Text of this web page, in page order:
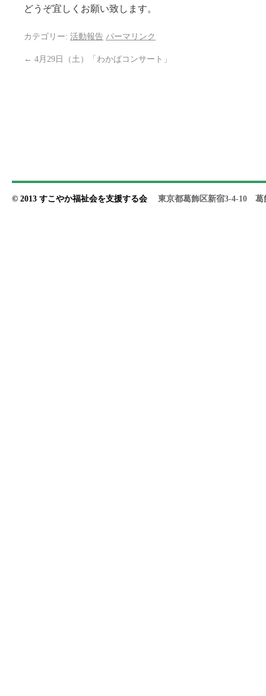
どうぞ宜しくお願い致します。
カテゴリー: 活動報告 パーマリンク
← 4月29日（土）「わかばコンサート」
© 2013 すこやか福祉会を支援する会 東京都葛飾区新宿3-4-10